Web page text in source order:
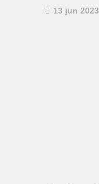
13 jun 2023